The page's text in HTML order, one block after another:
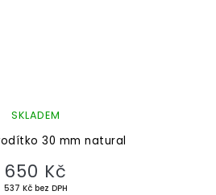
30 mm natural
SKLADEM
537 Kč bez DPH
650 Kč